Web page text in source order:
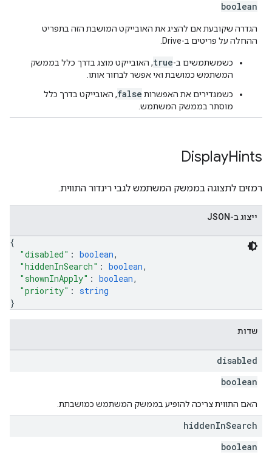
boolean
הגדרה שקובעת אם להציג את האובייקט המושבת הזה בתפריט
ההחלה על פריטים ב-Drive.
כשמשתמשים ב-true, האובייקט מוצג בדרך כלל בממשק
המשתמש כמושבת ואי אפשר לבחור אותו.
כשמגדירים את האפשרות false, האובייקט בדרך כלל
מוסתר בממשק המשתמש.
DisplayHints
רמזים לתצוגה בממשק המשתמש לגבי רינדור התווית.
ייצוג ב-JSON
{
"disabled" : boolean,
"hiddenInSearch" : boolean,
"shownInApply" : boolean,
"priority" : string
}
שדות
disabled
boolean
האם התווית צריכה להופיע בממשק המשתמש כמושבתת.
hiddenInSearch
boolean